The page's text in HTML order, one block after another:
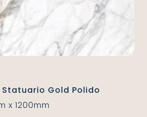
Statuario Gold Polido
x 1200mm